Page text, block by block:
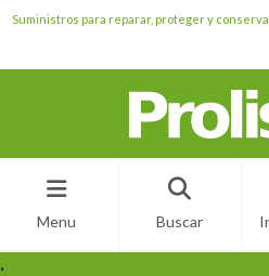
Suministros para reparar, proteger y
Menu Buscar
.